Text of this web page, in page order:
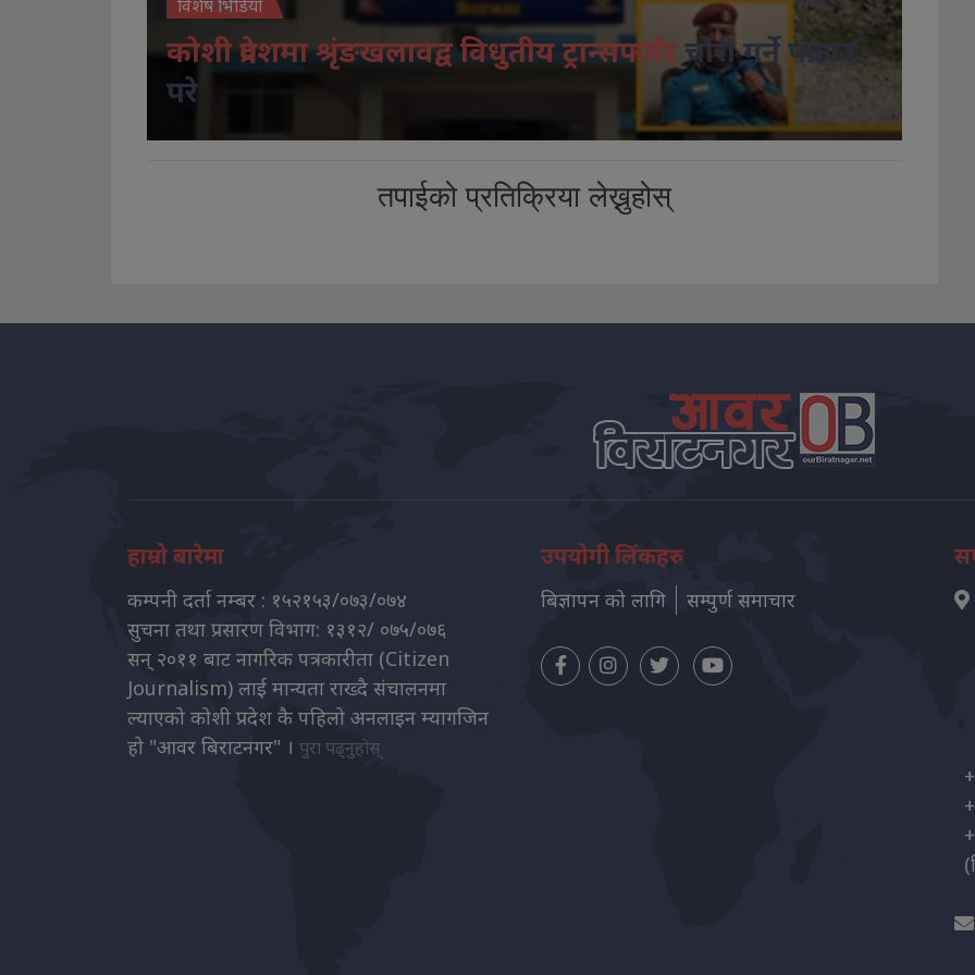
विशेष भिडियो
कोशी प्रदेशमा श्रृंङखलावद्व विधुतीय ट्रान्सफर्मरचोरी गर्ने पक्राउ
परे
तपाईको प्रतिक्रिया लेख्नुहोस्
हाम्रो बारेमा
कम्पनी दर्ता नम्बर : १५२१५३/०७३/०७४
सुचना तथा प्रसारण विभाग: १३१२/ ०७५/०७६
सन् २०११ बाट नागरिक पत्रकारीता (Citizen
Journalism) लाई मान्यता राख्दै संचालनमा
ल्याएको कोशी प्रदेश कै पहिलो अनलाइन म्यागजिन
हो "आवर बिराटनगर" । पुरा पढ्नुहोस्
उपयोगी लिंकहरु
बिज्ञापन को लागि सम्पुर्ण समाचार